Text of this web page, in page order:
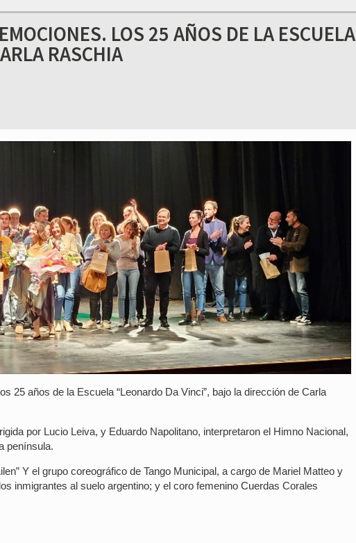
LOS 25 AÑOS DE LA ESCUELA
RASCHIA
25 años de la Escuela “Leonardo Da Vinci”, bajo la dirección de Carla
por Lucio Leiva, y Eduardo Napolitano, interpretaron el Himno Nacional,
península.
Y el grupo coreográfico de Tango Municipal, a cargo de Mariel Matteo y
inmigrantes al suelo argentino; y el coro femenino Cuerdas Corales